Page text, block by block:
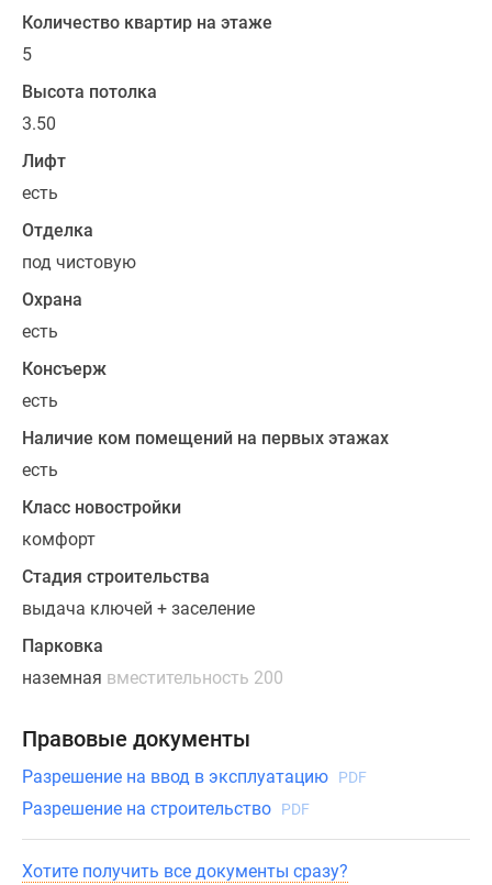
Количество квартир на этаже
5
Высота потолка
3.50
Лифт
есть
Отделка
под чистовую
Охрана
есть
Консъерж
есть
Наличие ком помещений на первых этажах
есть
Класс новостройки
комфорт
Стадия строительства
выдача ключей + заселение
Парковка
наземная вместительность 200
Правовые документы
Разрешение на ввод в эксплуатацию PDF
Разрешение на строительство PDF
Хотите получить все документы сразу?